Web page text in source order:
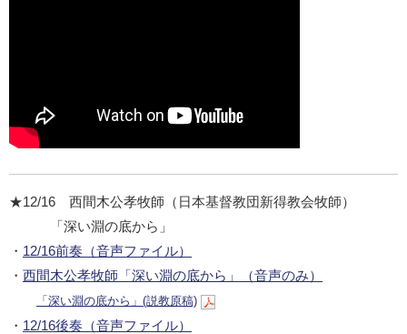
★12/16 西間木公孝牧師（日本基督教団新得教会牧師）
「深い淵の底から」
・ 12/16前奏（音声ファイル）
・ 西間木公孝牧師「深い淵の底から」（音声のみ）
「深い淵の底から」(説教原稿)
・ 12/16後奏（音声ファイル）